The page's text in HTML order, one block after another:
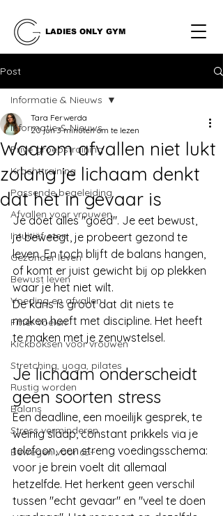
LADIES ONLY GYM
Post
Informatie & Nieuws
Privé groepstraining
Krachttraining
Passende begeleiding
Afvallen voor vrouwen
Intuitiëf eten
Gezonder leven
Bewust leven
Voeding en afvallen
Fitter voelen
Kickboksen voor vrouwen
Stretching, yoga, pilates
Rustig worden
Balans
Stress verminderen
Bewegen voor 65+
Informatie & Nieuws
Waarom afvallen niet lukt
zolang je lichaam denkt
dat het in gevaar is
Tara Ferwerda
20 jun3 minuten om te lezen
Je doet alles "goed". Je eet bewust,
je beweegt, je probeert gezond te
leven. En toch blijft de balans hangen,
of komt er juist gewicht bij op plekken
waar je het niet wilt.
De kans is groot dat dit niets te
maken heeft met discipline. Het heeft
te maken met je zenuwstelsel.
Je lichaam onderscheidt
geen soorten stress
Een deadline, een moeilijk gesprek, te
weinig slaap, constant prikkels via je
telefoon, een streng voedingsschema:
voor je brein voelt dit allemaal
hetzelfde. Het herkent geen verschil
tussen "echt gevaar" en "veel te doen